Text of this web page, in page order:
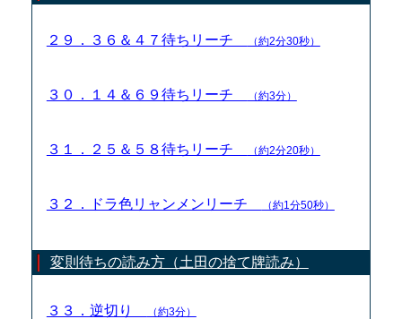
２９．３６＆４７待ちリーチ （約2分30秒）
３０．１４＆６９待ちリーチ （約3分）
３１．２５＆５８待ちリーチ （約2分20秒）
３２．ドラ色リャンメンリーチ （約1分50秒）
変則待ちの読み方（土田の捨て牌読み）
３３．逆切り （約3分）